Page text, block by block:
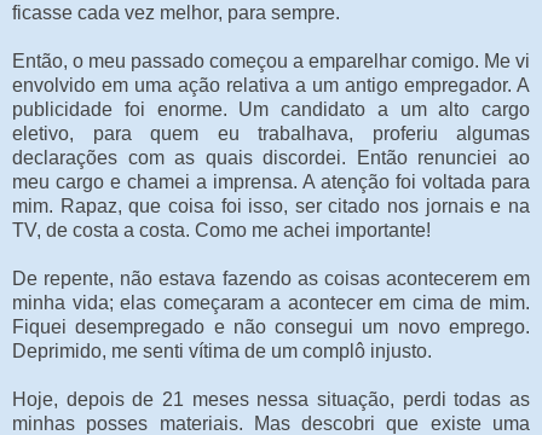
ficasse cada vez melhor, para sempre.
Então, o meu passado começou a emparelhar comigo. Me vi
envolvido em uma ação relativa a um antigo empregador. A
publicidade foi enorme. Um candidato a um alto cargo
eletivo, para quem eu trabalhava, proferiu algumas
declarações com as quais discordei. Então renunciei ao
meu cargo e chamei a imprensa. A atenção foi voltada para
mim. Rapaz, que coisa foi isso, ser citado nos jornais e na
TV, de costa a costa. Como me achei importante!
De repente, não estava fazendo as coisas acontecerem em
minha vida; elas começaram a acontecer em cima de mim.
Fiquei desempregado e não consegui um novo emprego.
Deprimido, me senti vítima de um complô injusto.
Hoje, depois de 21 meses nessa situação, perdi todas as
minhas posses materiais. Mas descobri que existe uma